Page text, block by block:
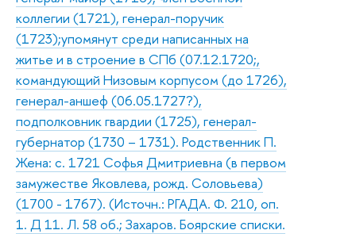
коллегии (1721), генерал-поручик
(1723);упомянут среди написанных на
житье и в строение в СПб (07.12.1720;,
командующий Низовым корпусом (до 1726),
генерал-аншеф (06.05.1727?),
подполковник гвардии (1725), генерал-
губернатор (1730 – 1731). Родственник П.
Жена: с. 1721 Софья Дмитриевна (в первом
замужестве Яковлева, рожд. Соловьева)
(1700 - 1767). (Источн.: РГАДА. Ф. 210, оп.
1. Д 11. Л. 58 об.; Захаров. Боярские списки.